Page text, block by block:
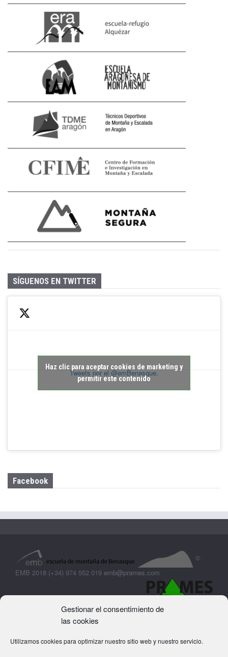
Gestionar el consentimiento de
las cookies
Utilizamos cookies para optimizar nuestro sitio web y nuestro servicio.
SÍGUENOS EN TWITTER
Tweets por el @emBenasque.
Haz clic para aceptar cookies de marketing y
permitir este contenido
Facebook
©
EMB 2018 (+34) 974 552 019 emb@prames.com